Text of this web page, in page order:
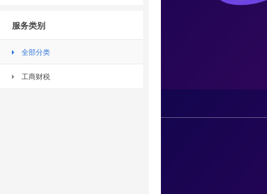
服务类别
全部分类
工商财税